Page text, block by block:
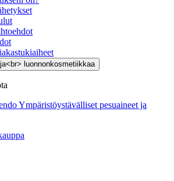
Ympäristöystävälliset pesuaineet ja